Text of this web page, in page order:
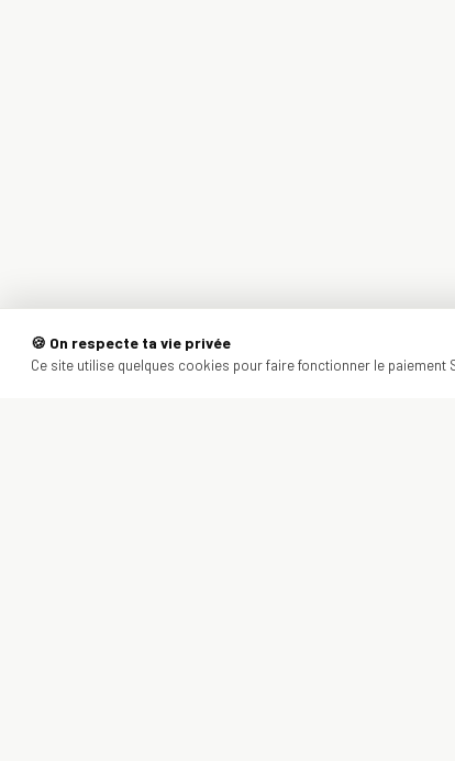
🍪 On respecte ta vie privée
Ce site utilise quelques cookies pour faire fonctionner le paiement